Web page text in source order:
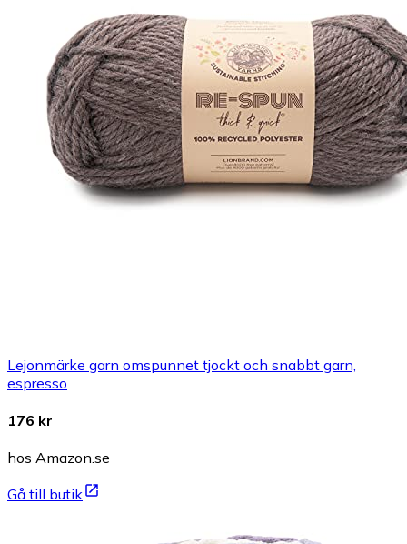
Lejonmärke garn omspunnet tjockt och snabbt garn,
espresso
176 kr
hos Amazon.se
Gå till butik